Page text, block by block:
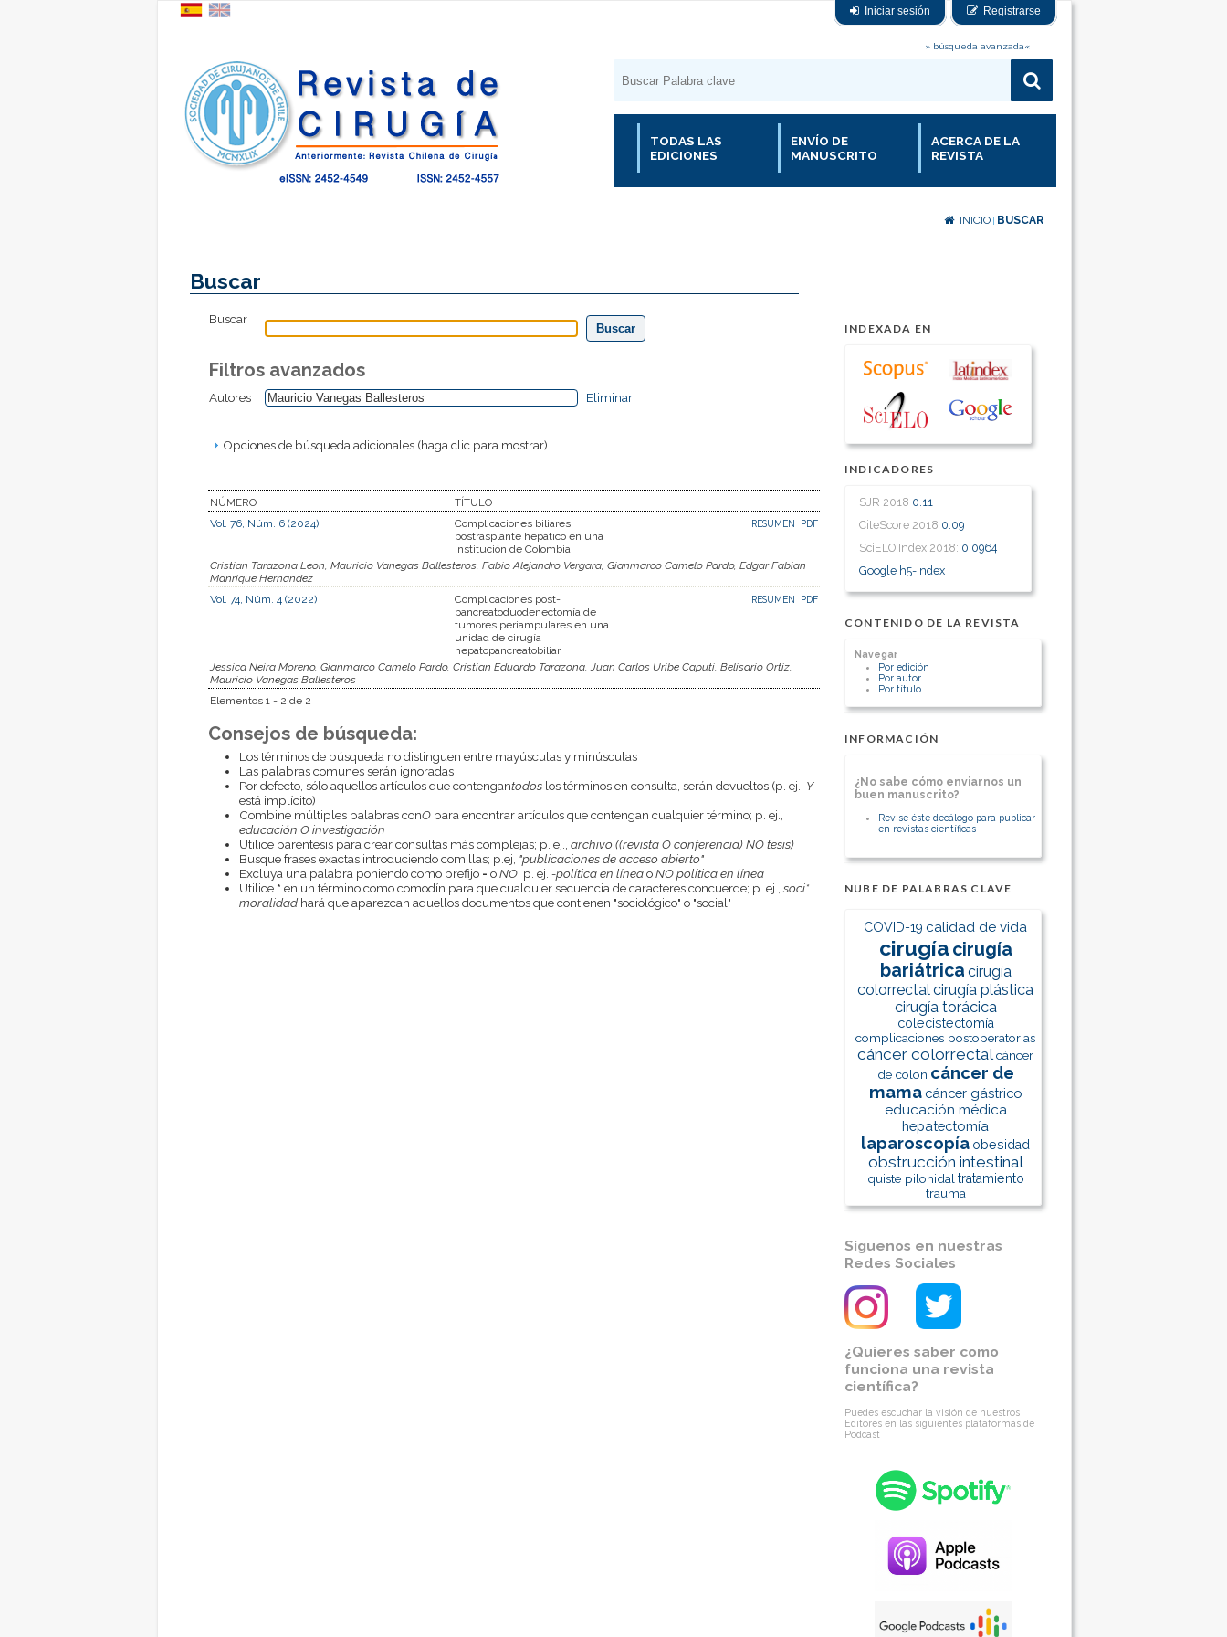
Iniciar sesión Registrarse
» búsqueda avanzada«
TODAS LAS
EDICIONES
ENVÍO DE
MANUSCRITO
ACERCA DE LA
REVISTA
INICIO BUSCAR
INDEXADA EN
INDICADORES
SJR 2018 0.11
CiteScore 2018 0.09
SciELO Index 2018: 0.0964
Google h5-index
CONTENIDO DE LA REVISTA
Navegar
Por edición
Por autor
Por título
INFORMACIÓN
¿No sabe cómo enviarnos un
buen manuscrito?
Revise éste decálogo para publicar
en revistas científicas
NUBE DE PALABRAS CLAVE
COVID-19 calidad de vida
cirugía cirugía
bariátrica cirugía
colorrectalcirugía plástica
cirugía torácica
colecistectomía
complicaciones postoperatorias
cáncer colorrectalcáncer
de colon cáncer de
mama cáncer gástrico
educación médica
hepatectomía
laparoscopía obesidad
obstrucción intestinal
quiste pilonidal tratamiento
trauma
Síguenos en nuestras
Redes Sociales
¿Quieres saber como
funciona una revista
científica?
Puedes escuchar la visión de nuestros
Editores en las siguientes plataformas de
Podcast
Buscar
Buscar
Filtros avanzados
Autores Eliminar
Opciones de búsqueda adicionales (haga clic para mostrar)
NÚMERO
TÍTULO
Vol. 76, Núm. 6 (2024)
Complicaciones biliares
postrasplante hepático en una
institución de Colombia
RESUMEN PDF
Cristian Tarazona Leon, Mauricio Vanegas Ballesteros, Fabio Alejandro Vergara, Gianmarco Camelo Pardo, Edgar Fabian
Manrique Hernandez
Vol. 74, Núm. 4 (2022)
Complicaciones post-
pancreatoduodenectomía de
tumores periampulares en una
unidad de cirugía
hepatopancreatobiliar
RESUMEN PDF
Jessica Neira Moreno, Gianmarco Camelo Pardo, Cristian Eduardo Tarazona, Juan Carlos Uribe Caputi, Belisario Ortiz,
Mauricio Vanegas Ballesteros
Elementos 1 - 2 de 2
Consejos de búsqueda:
Los términos de búsqueda no distinguen entre mayúsculas y minúsculas
Las palabras comunes serán ignoradas
Por defecto, sólo aquellos artículos que contengantodoslos términos en consulta, serán devueltos (p. ej.: Y
está implícito)
Combine múltiples palabras conOpara encontrar artículos que contengan cualquier término; p. ej.,
educación O investigación
Utilice paréntesis para crear consultas más complejas; p. ej., archivo ((revista O conferencia) NO tesis)
Busque frases exactas introduciendo comillas; p.ej, "publicaciones de acceso abierto"
Excluya una palabra poniendo como prefijo - oNO; p. ej. -política en líneaoNO política en línea
Utilice * en un término como comodín para que cualquier secuencia de caracteres concuerde; p. ej., soci*
moralidadhará que aparezcan aquellos documentos que contienen "sociológico" o "social"